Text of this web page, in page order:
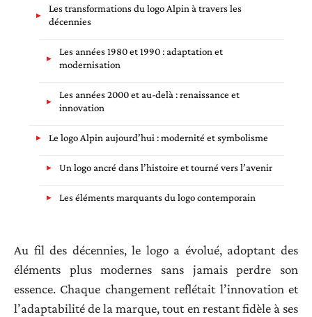
Les transformations du logo Alpin à travers les
décennies
Les années 1980 et 1990 : adaptation et
modernisation
Les années 2000 et au-delà : renaissance et
innovation
Le logo Alpin aujourd’hui : modernité et symbolisme
Un logo ancré dans l’histoire et tourné vers l’avenir
Les éléments marquants du logo contemporain
Au fil des décennies, le logo a évolué, adoptant des
éléments plus modernes sans jamais perdre son
essence. Chaque changement reflétait l’innovation et
l’adaptabilité de la marque, tout en restant fidèle à ses